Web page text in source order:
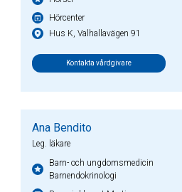
Hörcenter
Hus K, Valhallavägen 91
Kontakta vårdgivare
Ana Bendito
Leg. läkare
Barn- och ungdomsmedicin
Barnendokrinologi